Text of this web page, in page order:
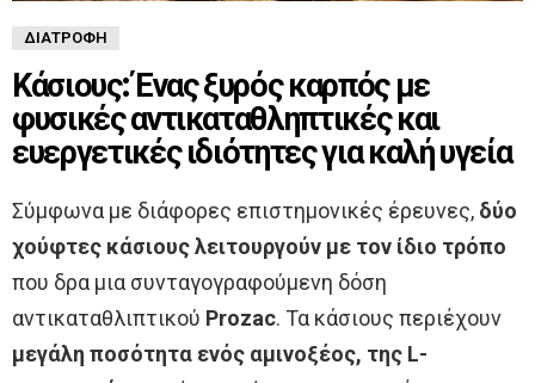
ΔΙΑΤΡΟΦΉ
Κάσιους: Ένας ξυρός καρπός με
φυσικές αντικαταθληπτικές και
ευεργετικές ιδιότητες για καλή υγεία
Σύμφωνα με διάφορες επιστημονικές έρευνες, δύο
χούφτες κάσιους λειτουργούν με τον ίδιο τρόπο
που δρα μια συνταγογραφούμενη δόση
αντικαταθλιπτικού Prozac. Τα κάσιους περιέχουν
μεγάλη ποσότητα ενός αμινοξέος, της L-